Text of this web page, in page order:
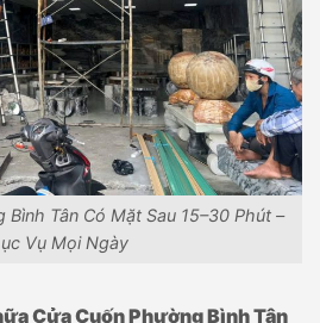
Bình Tân Có Mặt Sau 15–30 Phút –
Vụ Mọi Ngày
Cửa Cuốn Phường Bình Tân